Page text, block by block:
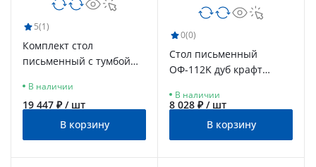
5(1)
Комплект стол
письменный с тумбой
В наличии
19 447 ₽ / шт
В корзину
0(0)
Стол письменный
ОФ-112K дуб крафт
В наличии
8 028 ₽ / шт
В корзину